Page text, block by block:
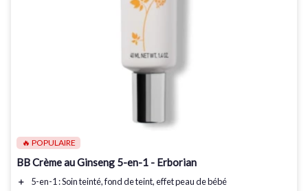
🔥 POPULAIRE
BB Crème au Ginseng 5-en-1 - Erborian
＋ 5-en-1: Soin teinté, fond de teint, effet peau de bébé